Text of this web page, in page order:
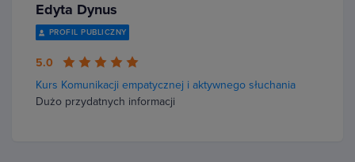
Edyta Dynus
PROFIL PUBLICZNY
5.0
Kurs Komunikacji empatycznej i aktywnego słuchania
Dużo przydatnych informacji